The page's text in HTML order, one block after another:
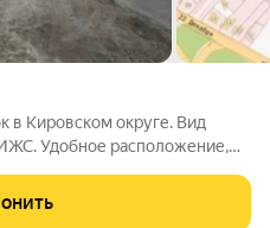
в Кировском округе. Вид
Удобное расположение,
Рядом все жилые